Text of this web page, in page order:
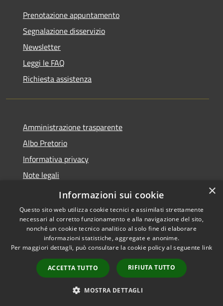
Prenotazione appuntamento
Segnalazione disservizio
Newsletter
Leggi le FAQ
Richiesta assistenza
Amministrazione trasparente
Albo Pretorio
Informativa privacy
Note legali
Dichiarazione di accessibilità
Accessibilità
Copyright © 2026 • Comune di
Lurago d'Erba • Powered by
Municipium•
Accesso
redazione
×
Informazioni sui cookie
Questo sito web utilizza cookie tecnici e assimilati strettamente
necessari al corretto funzionamento e alla navigazione del sito,
nonché un cookie tecnico analitico al solo fine di elaborare
informazioni statistiche, aggregate e anonime.
Per maggiori dettagli, può consultare la cookie policy al seguente link
ACCETTA TUTTO RIFIUTA TUTTO
MOSTRA DETTAGLI